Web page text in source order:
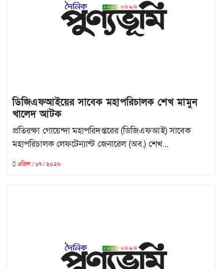
ডিজিএফআইয়ের সাবেক মহাপরিচালক শেখ মামুন
খালেদ আটক
প্রতিরক্ষা গোয়েন্দা মহাপরিদপ্তরের (ডিজিএফআই) সাবেক
মহাপরিচালক লেফটেন্যান্ট জেনারেল (অব.) শেখ...
এপ্রিল / ০৭ / ২০২৬